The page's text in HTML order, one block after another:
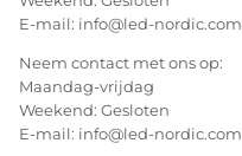
E-mail: info@led-nordic.com
Neem contact met ons op:
Maandag-vrijdag
Weekend: Gesloten
E-mail: info@led-nordic.com